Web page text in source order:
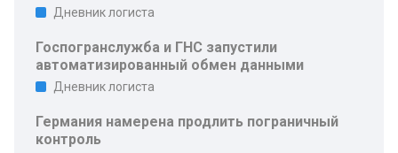
Дневник логиста
Госпогранслужба и ГНС запустили
автоматизированный обмен данными
Дневник логиста
Германия намерена продлить пограничный
контроль